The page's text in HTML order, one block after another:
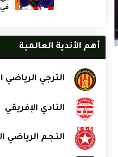
في
أهم الأندية العالمية
الترجي الرياضي
النادي الإفريقي
النجم الرياضي